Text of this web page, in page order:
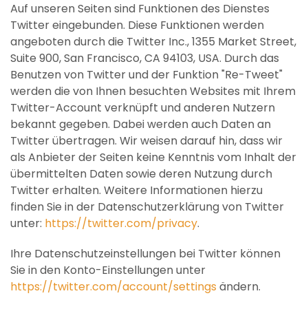
Auf unseren Seiten sind Funktionen des Dienstes
Twitter eingebunden. Diese Funktionen werden
angeboten durch die Twitter Inc., 1355 Market Street,
Suite 900, San Francisco, CA 94103, USA. Durch das
Benutzen von Twitter und der Funktion "Re-Tweet"
werden die von Ihnen besuchten Websites mit Ihrem
Twitter-Account verknüpft und anderen Nutzern
bekannt gegeben. Dabei werden auch Daten an
Twitter übertragen. Wir weisen darauf hin, dass wir
als Anbieter der Seiten keine Kenntnis vom Inhalt der
übermittelten Daten sowie deren Nutzung durch
Twitter erhalten. Weitere Informationen hierzu
finden Sie in der Datenschutzerklärung von Twitter
unter: https://twitter.com/privacy.
Ihre Datenschutzeinstellungen bei Twitter können
Sie in den Konto-Einstellungen unter
https://twitter.com/account/settings ändern.